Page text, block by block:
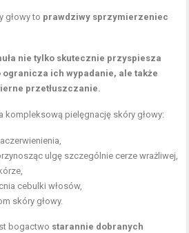
głowy to prawdziwy sprzymierzeniec
nie tylko skutecznie przyspiesza
ogranicza ich wypadanie, ale także
przetłuszczanie.
kompleksową pielęgnację skóry głowy:
ulgę szczególnie cerze wrażliwej,
cebulki włosów,
skóry głowy.
bogactwo starannie dobranych